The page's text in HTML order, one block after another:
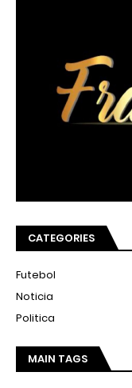
CATEGORIES
Futebol
Noticia
Politica
MAIN TAGS